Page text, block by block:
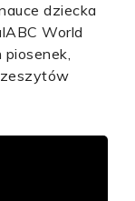
dziecka
World